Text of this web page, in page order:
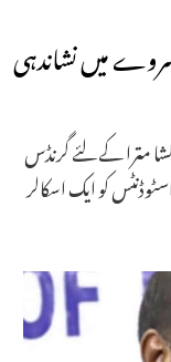
کے تحت 744مدرسو کو شیکشا مترا کے لئے گرنڈس
کو ایک اسکالر